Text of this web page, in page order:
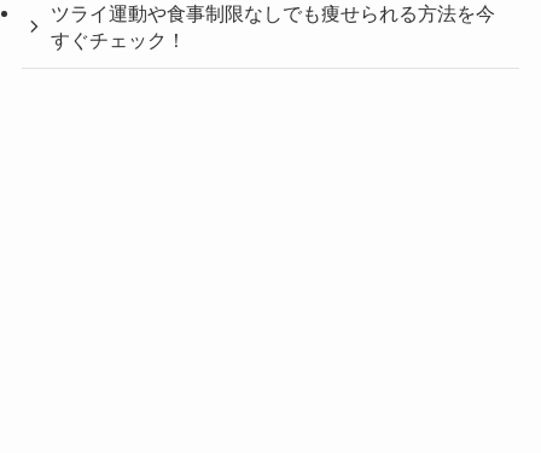
ツライ運動や食事制限なしでも痩せられる方法を今
すぐチェック！